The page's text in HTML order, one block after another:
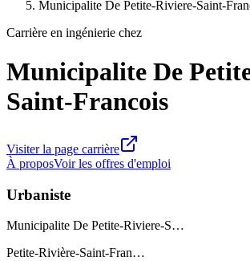
Municipalite De Petite-Riviere-Saint-
Carrière en ingénierie chez
Municipalite De
Saint-Francois
Visiter la page carrière
À proposVoir les offres d'emploi
Urbaniste
Municipalite De Petite-Riviere-S…
Petite-Rivière-Saint-Fran…